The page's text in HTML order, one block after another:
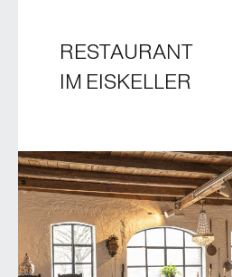
RESTAURANT
IM EISKELLER